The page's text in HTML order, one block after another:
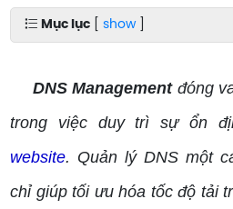
Mục lục [show]
DNS Managementđóng
trong việc duy trì sự ổn
website. Quản lý DNS một
chỉ giúp tối ưu hóa tốc độ tải